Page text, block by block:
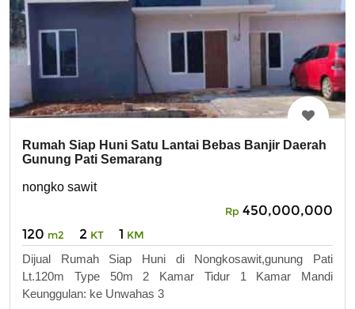
Rumah Siap Huni Satu Lantai Bebas Banjir Daerah
Gunung Pati Semarang
nongko sawit
Rp 450,000,000
120 m2 2 KT 1 KM
Dijual Rumah Siap Huni di Nongkosawit,gunung Pati
Lt.120m Type 50m 2 Kamar Tidur 1 Kamar Mandi
Keunggulan: ke Unwahas 3